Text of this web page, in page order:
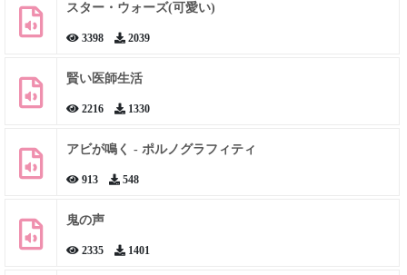
スター・ウォーズ(可愛い)
3398 2039
賢い医師生活
2216 1330
アビが鳴く - ポルノグラフィティ
913 548
鬼の声
2335 1401